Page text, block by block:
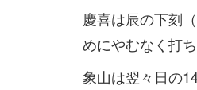
慶喜は辰の下刻
めにやむなく打ち
象山は翌々日の